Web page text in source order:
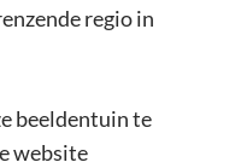
regio in
beeldentuin te
website